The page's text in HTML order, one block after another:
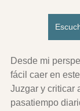
Desde mi
fácil caer en
Juzgar y criticar
pasatiempo